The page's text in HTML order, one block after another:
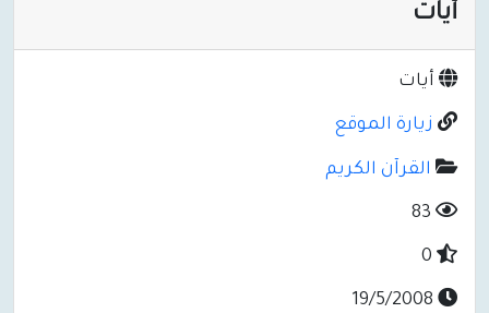
أيات
أيات
زيارة الموقع
القرآن الكريم